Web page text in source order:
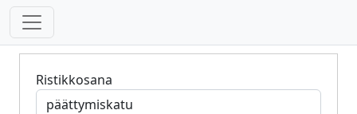
Ristikkosana